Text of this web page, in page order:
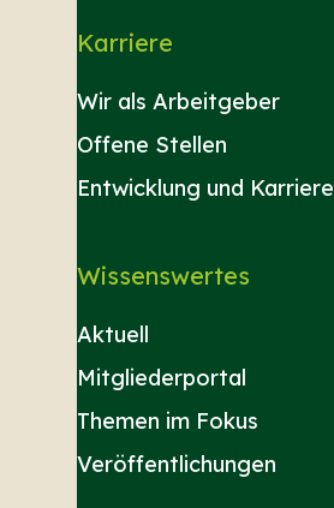
Karriere
Wir als Arbeitgeber
Offene Stellen
Entwicklung und Karriere
Wissenswertes
Aktuell
Mitgliederportal
Themen im Fokus
Veröffentlichungen